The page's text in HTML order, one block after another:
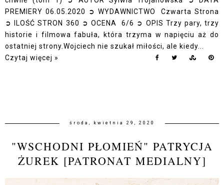
PREMIERY 06.05.2020 ➲ WYDAWNICTWO Czwarta Strona
➲ ILOŚĆ STRON 360 ➲ OCENA 6/6 ➲ OPIS Trzy pary, trzy
historie i filmowa fabuła, która trzyma w napięciu aż do
ostatniej strony.Wojciech nie szukał miłości, ale kiedy...
Czytaj więcej »
środa, kwietnia 29, 2020
"WSCHODNI PŁOMIEŃ" PATRYCJA
ŻUREK [PATRONAT MEDIALNY]